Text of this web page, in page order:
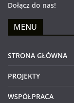
Dołącz do nas!
MENU
STRONA GŁÓWNA
PROJEKTY
WSPÓŁPRACA